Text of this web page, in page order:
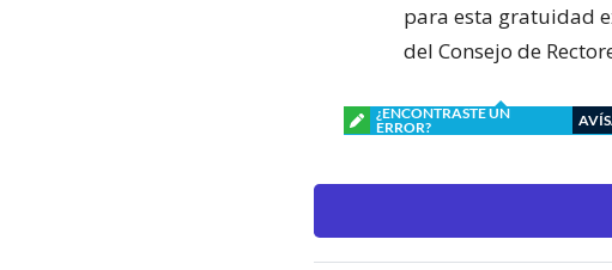
para esta gratuidad
del Consejo de
¿ENCONTRASTE UN
ERROR?